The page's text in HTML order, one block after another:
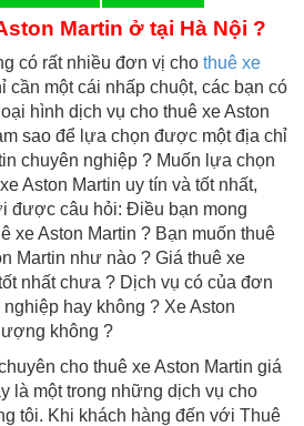
Martin ở tại Hà Nội ?
có rất nhiều đơn vị cho thuê xe
cần một cái nhấp chuột, các bạn có
hình dịch vụ cho thuê xe Aston
sao để lựa chọn được một địa chỉ
chuyên nghiệp ? Muốn lựa chọn
Aston Martin uy tín và tốt nhất,
được câu hỏi: Điều bạn mong
xe Aston Martin ? Bạn muốn thuê
Martin như nào ? Giá thuê xe
nhất chưa ? Dịch vụ có của đơn
hay không ? Xe Aston
không ?
cho thuê xe Aston Martin giá
là một trong những dịch vụ cho
tôi. Khi khách hàng đến với Thuê